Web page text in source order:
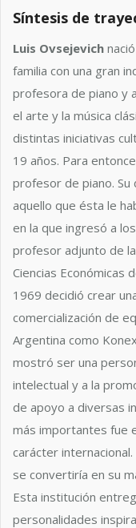
Síntesis de
Luis Ovsejevich
familia con una gran
profesora de piano y
el arte y la música
distintas iniciativas
19 años. Para
profesor de piano.
aquello que ésta le
en la que ingresó a
profesor adjunto de
Ciencias Económicas
1969 decidió crear
comercialización de
Argentina como
mostró ser una
intelectual y a la
de apoyo a diversas
más importantes fue
carácter
se convertiría en su
Esta institución
personalidades